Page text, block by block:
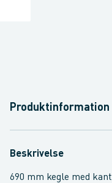
Produktinformation
Beskrivelse
690 mm kegle med kant